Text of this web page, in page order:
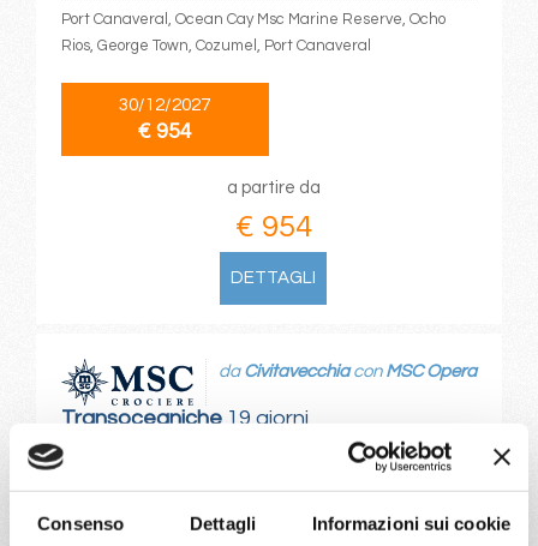
Consenso Dettagli Informazioni sui cookie
Port Canaveral, Ocean Cay Msc Marine Reserve, Ocho
Rios, George Town, Cozumel, Port Canaveral
30/12/2027
€ 954
a partire da
€ 954
DETTAGLI
Transoceaniche19 giorni
da Civitavecchiacon MSC Opera
Civitavecchia, Livorno, Genova, Marsiglia, Barcellona,
Gibilterra, St. John S, Philipsburg, Basseterre, La Romana,
Tangeri, Genova, Livorno, Provence(marseilles)